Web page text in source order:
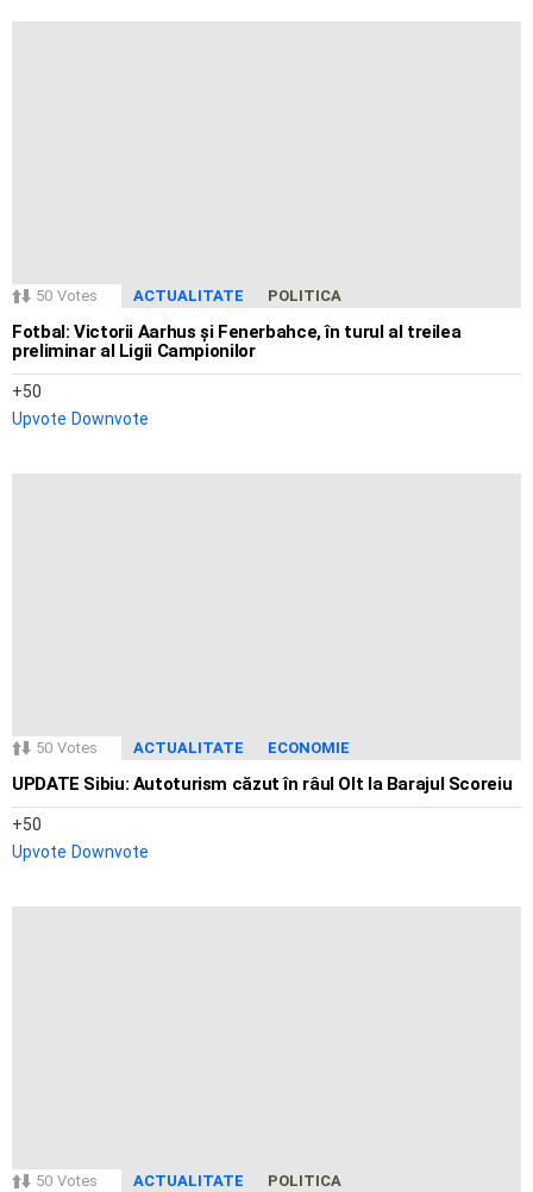
50 Votes ACTUALITATE POLITICA
Fotbal: Victorii Aarhus și Fenerbahce, în turul al treilea
preliminar al Ligii Campionilor
50
Upvote Downvote
50 Votes ACTUALITATE ECONOMIE
UPDATE Sibiu: Autoturism căzut în râul Olt la Barajul Scoreiu
50
Upvote Downvote
50 Votes ACTUALITATE POLITICA